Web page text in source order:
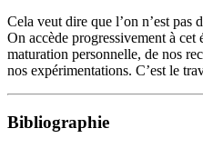
Cela veut dire que l’on n’est pas
On accède progressivement à cet
maturation personnelle, de nos
nos expérimentations. C’est le
Bibliographie